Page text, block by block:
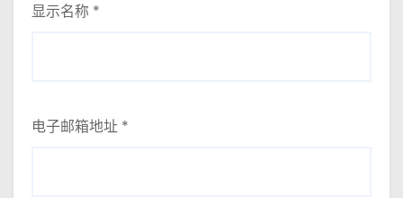
显示名称 *
电子邮箱地址 *